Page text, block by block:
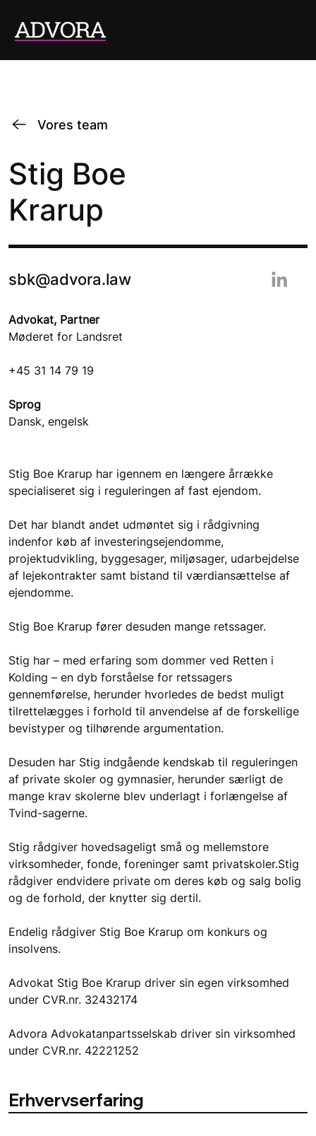
Stig Boe
Krarup
Vores team
sbk@advora.law
Advokat, Partner
Møderet for Landsret
+45 31 14 79 19
Sprog
Dansk, engelsk
Stig Boe Krarup har igennem en længere årrække
specialiseret sig i reguleringen af fast ejendom.
Det har blandt andet udmøntet sig i rådgivning
indenfor køb af investeringsejendomme,
projektudvikling, byggesager, miljøsager, udarbejdelse
af lejekontrakter samt bistand til værdiansættelse af
ejendomme.
Stig Boe Krarup fører desuden mange retssager.
Stig har – med erfaring som dommer ved Retten i
Kolding – en dyb forståelse for retssagers
gennemførelse, herunder hvorledes de bedst muligt
tilrettelægges i forhold til anvendelse af de forskellige
bevistyper og tilhørende argumentation.
Desuden har Stig indgående kendskab til reguleringen
af private skoler og gymnasier, herunder særligt de
mange krav skolerne blev underlagt i forlængelse af
Tvind-sagerne.
Stig rådgiver hovedsageligt små og mellemstore
virksomheder, fonde, foreninger samt privatskoler.Stig
rådgiver endvidere private om deres køb og salg bolig
og de forhold, der knytter sig dertil.
Endelig rådgiver Stig Boe Krarup om konkurs og
insolvens.
Advokat Stig Boe Krarup driver sin egen virksomhed
under CVR.nr. 32432174
Advora Advokatanpartsselskab driver sin virksomhed
under CVR.nr. 42221252
Erhvervserfaring